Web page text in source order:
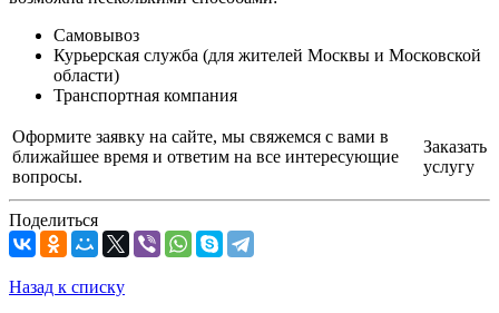
Самовывоз
Курьерская служба (для жителей Москвы и Московской
области)
Транспортная компания
Оформите заявку на сайте, мы свяжемся с вами в
ближайшее время и ответим на все интересующие
вопросы.
Заказать
услугу
Поделиться
Назад к списку